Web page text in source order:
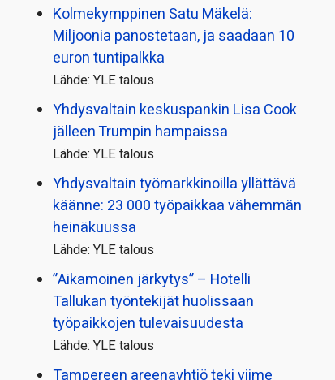
Kolmekymppinen Satu Mäkelä:
Miljoonia panostetaan, ja saadaan 10
euron tuntipalkka
Lähde: YLE talous
Yhdysvaltain keskuspankin Lisa Cook
jälleen Trumpin hampaissa
Lähde: YLE talous
Yhdysvaltain työmarkkinoilla yllättävä
käänne: 23 000 työpaikkaa vähemmän
heinäkuussa
Lähde: YLE talous
”Aikamoinen järkytys” – Hotelli
Tallukan työntekijät huolissaan
työpaikkojen tulevaisuudesta
Lähde: YLE talous